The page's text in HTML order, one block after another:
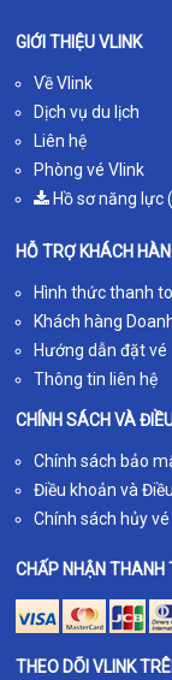
GIỚI THIỆU VLINK
Về Vlink
Dịch vụ du lịch
Liên hệ
Phòng vé Vlink
Hồ sơ năng lực
HỖ TRỢ KHÁCH
Hình thức thanh
Khách hàng
Hướng dẫn đặt vé
Thông tin liên hệ
CHÍNH SÁCH VÀ
Chính sách bảo
Điều khoản và
Chính sách hủy vé
CHẤP NHẬN THANH
THEO DÕI VLINK